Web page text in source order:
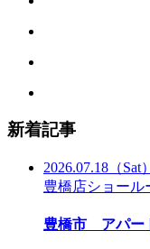
新着記事
2026.07.18 （Sat）
豊橋店ショー
豊橋市 アパー